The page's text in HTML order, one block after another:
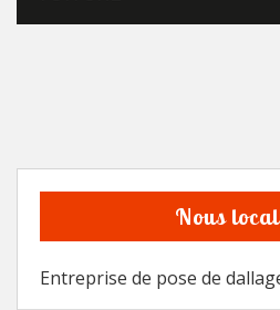
Nous
Entreprise de pose de